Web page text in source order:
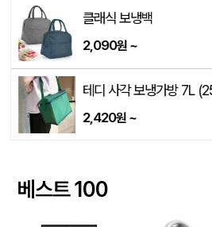
10,400원~
16,000원~
베스트 100